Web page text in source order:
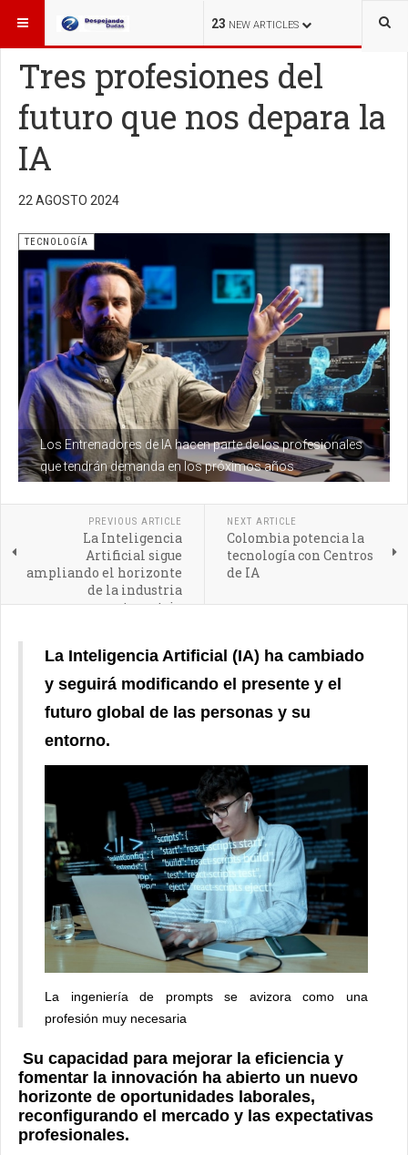
23 NEW ARTICLES
ESTÁ AQUÍ: TECNOLOGÍA
Tres profesiones del
futuro que nos depara la
IA
22 AGOSTO 2024
Los Entrenadores de IA hacen parte de los profesionales
que tendrán demanda en los próximos años
TECNOLOGÍA
PREVIOUS ARTICLE
La Inteligencia
Artificial sigue
ampliando el horizonte
de la industria
automotriz
NEXT ARTICLE
Colombia potencia la
tecnología con Centros
de IA
La Inteligencia Artificial (IA) ha cambiado
y seguirá modificando el presente y el
futuro global de las personas y su
entorno.
La ingeniería de prompts se avizora como una
profesión muy necesaria
Su capacidad para mejorar la eficiencia y
fomentar la innovación ha abierto un nuevo
horizonte de oportunidades laborales,
reconfigurando el mercado y las expectativas
profesionales.